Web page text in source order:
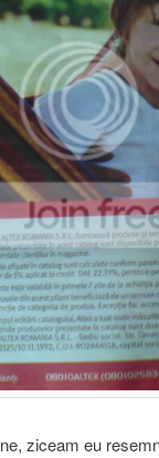
ziceam eu